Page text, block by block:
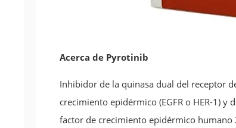
Acerca de Pyrotinib
Inhibidor de la quinasa dual del receptor
crecimiento epidérmico (EGFR o HER-1) y
factor de crecimiento epidérmico humano